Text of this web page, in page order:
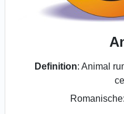
Definition: Animal
Romanische: